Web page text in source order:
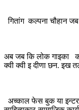
गितांग कल्पना चौहान
अब जब कि लोक गाइका
क्वी क्वी इ दीणा छन. इख
अच्काल फेस बुक या